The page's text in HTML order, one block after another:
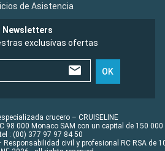
de Asistencia
Newsletters
exclusivas ofertas
OK
crucero – CRUISELINE
98 000 Monaco SAM con un capital de 150 000
: (00) 377 97 97 84 50
civil y profesional RC RSA de